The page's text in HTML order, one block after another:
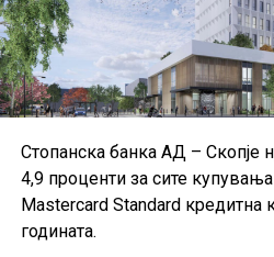
финансиско известување и
Европската банкарска
средните институции
сметководствени стандарди.
Поради недостапност на
првиот квартал од 2026
агрегатните податоци за ЕУ
податоците од четвртиот
одредени показатели и
Стопанска банка АД – Скопје
4,9 проценти за сите
Mastercard Standard кредитна
годината.